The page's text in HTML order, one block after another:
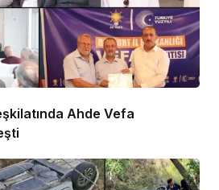
Ahde Vefa